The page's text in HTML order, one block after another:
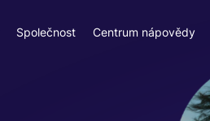
Společnost Centrum nápovědy